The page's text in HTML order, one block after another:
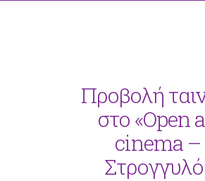
Προβολή
στο «Open
cinema –